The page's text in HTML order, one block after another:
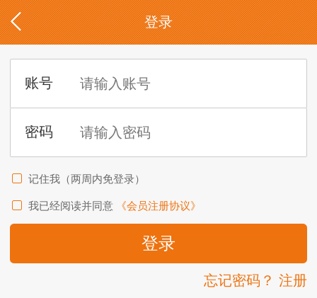
登录
记住我（两周内免登录）
我已经阅读并同意 《会员注册协议》
忘记密码？ 注册